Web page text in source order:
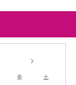
金 土